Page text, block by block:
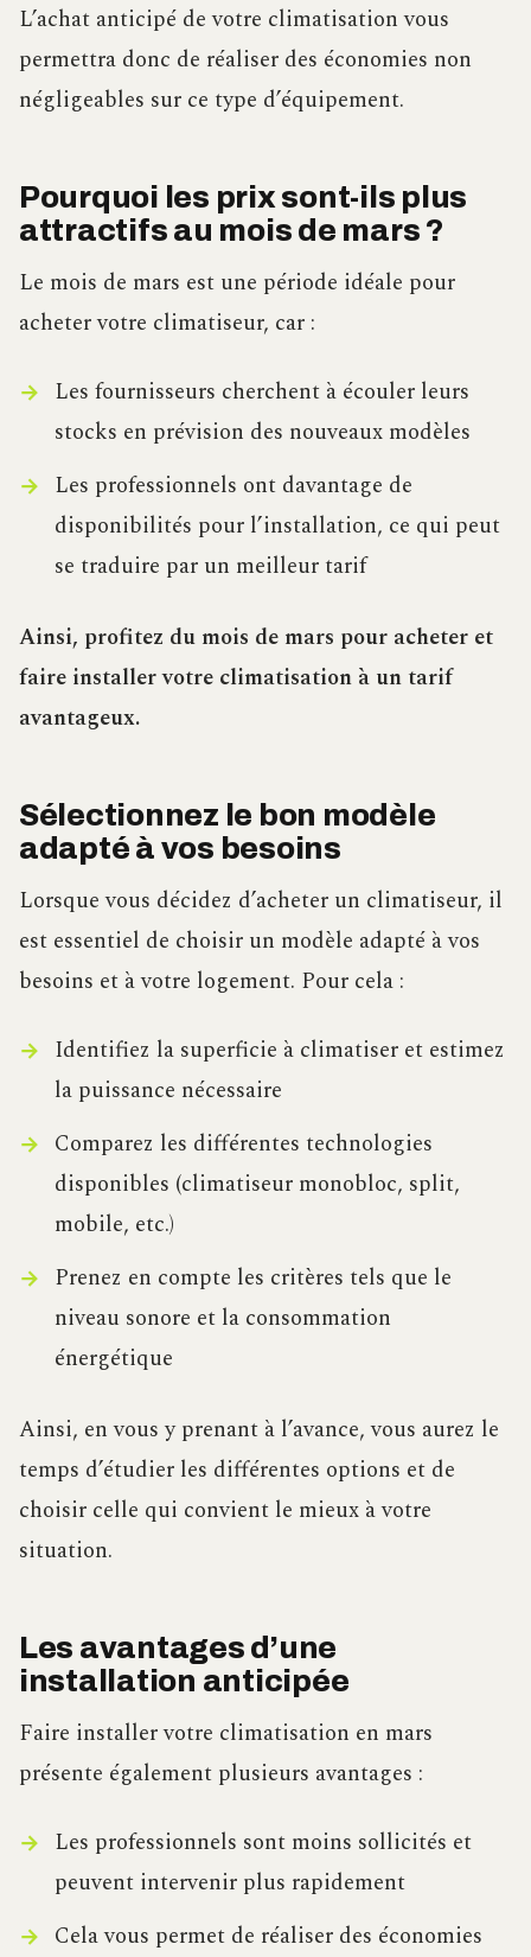
L’achat anticipé de votre climatisation vous
permettra donc de réaliser des économies non
négligeables sur ce type d’équipement.
Pourquoi les prix sont-ils plus
attractifs au mois de mars ?
Le mois de mars est une période idéale pour
acheter votre climatiseur, car :
Les fournisseurs cherchent à écouler leurs
stocks en prévision des nouveaux modèles
Les professionnels ont davantage de
disponibilités pour l’installation, ce qui peut
se traduire par un meilleur tarif
Ainsi, profitez du mois de mars pour acheter et
faire installer votre climatisation à un tarif
avantageux.
Sélectionnez le bon modèle
adapté à vos besoins
Lorsque vous décidez d’acheter un climatiseur, il
est essentiel de choisir un modèle adapté à vos
besoins et à votre logement. Pour cela :
Identifiez la superficie à climatiser et estimez
la puissance nécessaire
Comparez les différentes technologies
disponibles (climatiseur monobloc, split,
mobile, etc.)
Prenez en compte les critères tels que le
niveau sonore et la consommation
énergétique
Ainsi, en vous y prenant à l’avance, vous aurez le
temps d’étudier les différentes options et de
choisir celle qui convient le mieux à votre
situation.
Les avantages d’une
installation anticipée
Faire installer votre climatisation en mars
présente également plusieurs avantages :
Les professionnels sont moins sollicités et
peuvent intervenir plus rapidement
Cela vous permet de réaliser des économies